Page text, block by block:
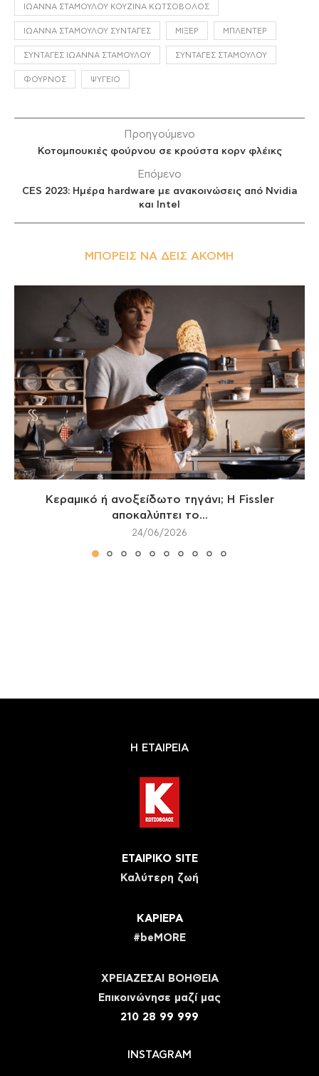
ΙΩΆΝΝΑ ΣΤΑΜΟΎΛΟΥ ΚΟΥΖΊΝΑ ΚΩΤΣΌΒΟΛΟΣ
ΙΩΆΝΝΑ ΣΤΑΜΟΎΛΟΥ ΣΥΝΤΑΓΈΣ ΜΙΞΕΡ ΜΠΛΈΝΤΕΡ
ΣΥΝΤΑΓΈΣ ΙΩΆΝΝΑ ΣΤΑΜΟΎΛΟΥ ΣΥΝΤΑΓΈΣ ΣΤΑΜΟΎΛΟΥ
ΦΟΎΡΝΟΣ ΨΥΓΕΊΟ
Προηγούμενο
Κοτομπουκιές φούρνου σε κρούστα κορν φλέικς
Επόμενο
CES 2023: Ημέρα hardware με ανακοινώσεις από Nvidia
και Intel
ΜΠΟΡΕΊΣ ΝΑ ΔΕΙΣ ΑΚΌΜΗ
Κεραμικό ή ανοξείδωτο τηγάνι; Η Fissler
αποκαλύπτει το...
24/06/2026
Η ΕΤΑΙΡΕΙΑ
ΕΤΑΙΡΙΚΟ SITE
Καλύτερη ζωή
ΚΑΡΙΕΡΑ
#beMORE
ΧΡΕΙΑΖΕΣΑΙ ΒΟΗΘΕΙΑ
Eπικοινώνησε μαζί μας
210 28 99 999
INSTAGRAM